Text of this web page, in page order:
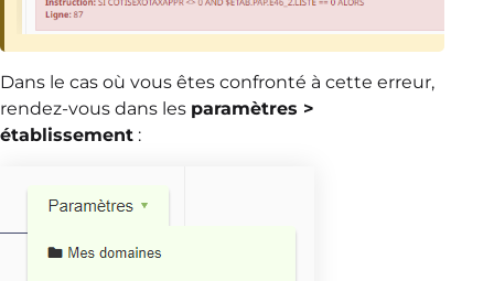
Dans le cas où vous êtes confronté à cette erreur,
rendez-vous dans les paramètres >
établissement :